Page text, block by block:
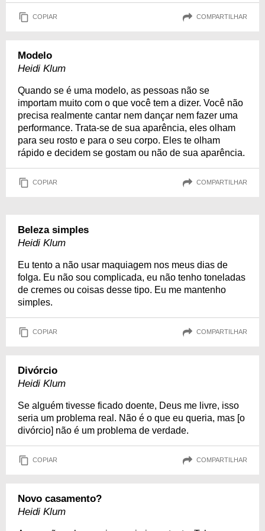
COPIAR COMPARTILHAR
Modelo
Heidi Klum
Quando se é uma modelo, as pessoas não se
importam muito com o que você tem a dizer. Você não
precisa realmente cantar nem dançar nem fazer uma
performance. Trata-se de sua aparência, eles olham
para seu rosto e para o seu corpo. Eles te olham
rápido e decidem se gostam ou não de sua aparência.
COPIAR COMPARTILHAR
Beleza simples
Heidi Klum
Eu tento a não usar maquiagem nos meus dias de
folga. Eu não sou complicada, eu não tenho toneladas
de cremes ou coisas desse tipo. Eu me mantenho
simples.
COPIAR COMPARTILHAR
Divórcio
Heidi Klum
Se alguém tivesse ficado doente, Deus me livre, isso
seria um problema real. Não é o que eu queria, mas [o
divórcio] não é um problema de verdade.
COPIAR COMPARTILHAR
Novo casamento?
Heidi Klum